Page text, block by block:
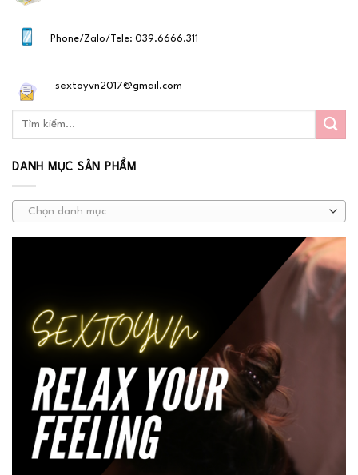
Phone/Zalo/Tele: 039.6666.311
sextoyvn2017@gmail.com
DANH MỤC SẢN PHẨM
Chọn danh mục